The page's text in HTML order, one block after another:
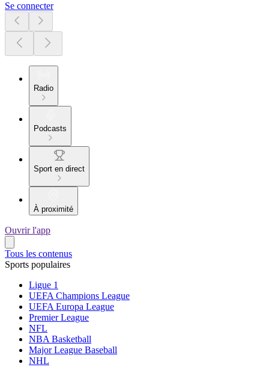
Se connecter
Radio
Podcasts
Sport en direct
À proximité
Ouvrir l'app
Tous les contenus
Sports populaires
Ligue 1
UEFA Champions League
UEFA Europa League
Premier League
NFL
NBA Basketball
Major League Baseball
NHL